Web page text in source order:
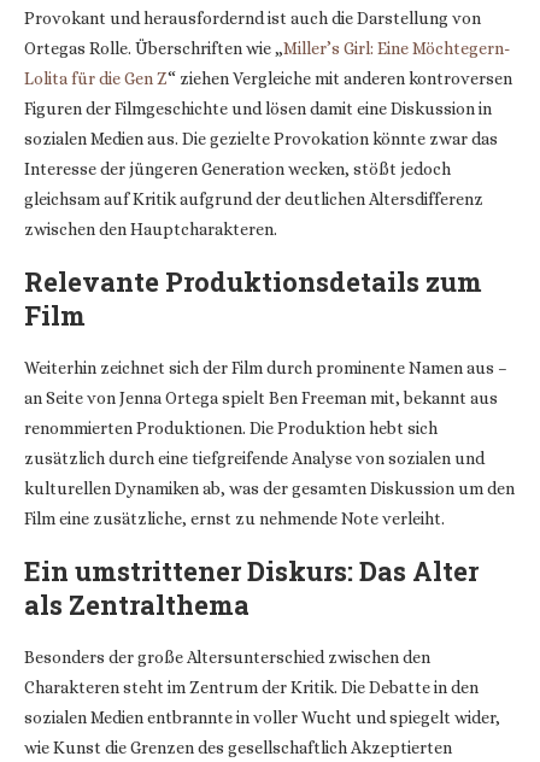
Provokant und herausfordernd ist auch die Darstellung von
Ortegas Rolle. Überschriften wie „Miller’s Girl: Eine Möchtegern-
Lolita für die Gen Z“ ziehen Vergleiche mit anderen kontroversen
Figuren der Filmgeschichte und lösen damit eine Diskussion in
sozialen Medien aus. Die gezielte Provokation könnte zwar das
Interesse der jüngeren Generation wecken, stößt jedoch
gleichsam auf Kritik aufgrund der deutlichen Altersdifferenz
zwischen den Hauptcharakteren.
Relevante Produktionsdetails zum
Film
Weiterhin zeichnet sich der Film durch prominente Namen aus –
an Seite von Jenna Ortega spielt Ben Freeman mit, bekannt aus
renommierten Produktionen. Die Produktion hebt sich
zusätzlich durch eine tiefgreifende Analyse von sozialen und
kulturellen Dynamiken ab, was der gesamten Diskussion um den
Film eine zusätzliche, ernst zu nehmende Note verleiht.
Ein umstrittener Diskurs: Das Alter
als Zentralthema
Besonders der große Altersunterschied zwischen den
Charakteren steht im Zentrum der Kritik. Die Debatte in den
sozialen Medien entbrannte in voller Wucht und spiegelt wider,
wie Kunst die Grenzen des gesellschaftlich Akzeptierten